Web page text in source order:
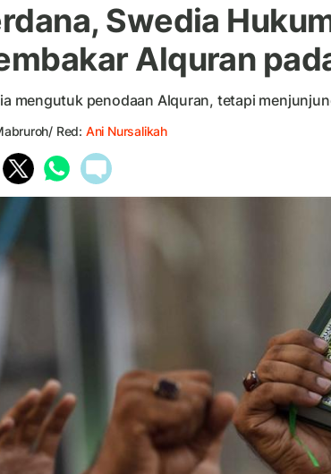
Swedia
Alquran
mengutuk penodaan Alquran, tetapi
Red: Ani Nursalikah